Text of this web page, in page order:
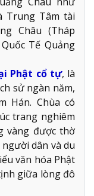
Trung Tâm tài
Châu (Tháp
Tế Quảng
Phật cổ tự, là
sử ngàn năm,
Hán. Chùa có
trang nghiêm
vàng được thờ
dân và du
văn hóa Phật
giữa lòng đô